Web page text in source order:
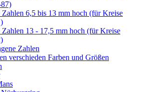
Zahlen 6,5 bis 13 mm hoch (für Kreise
Zahlen 13 - 17,5 mm hoch (für Kreise
Zahlen
verschieden Farben und Größen